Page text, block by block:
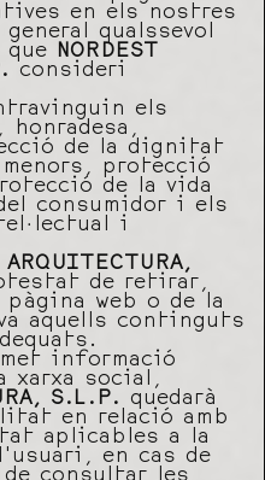
en els nostres
qualssevol
NORDEST
consideri
els
de la dignitat
protecció
de la vida
consumidor i els
i
ARQUITECTURA,
de retirar,
web o de la
aquells continguts
informació
xarxa social,
S.L.P.
quedarà
en relació amb
aplicables a la
en cas de